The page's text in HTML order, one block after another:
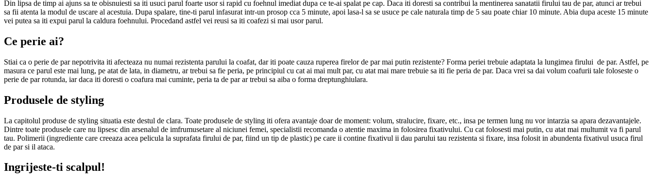
Din lipsa de timp ai ajuns sa te obisnuiesti sa iti usuci parul foarte usor si rapid cu foehnul imediat dupa ce te-ai spalat pe cap. Daca iti doresti sa contribui la mentinerea sanatatii firului tau de par, atunci ar trebui
sa fii atenta la modul de uscare al acestuia. Dupa spalare, tine-ti parul infasurat intr-un prosop cca 5 minute, apoi lasa-l sa se usuce pe cale naturala timp de 5 sau poate chiar 10 minute. Abia dupa aceste 15 minute
vei putea sa iti expui parul la caldura foehnului. Procedand astfel vei reusi sa iti coafezi si mai usor parul.
Ce perie ai?
Stiai ca o perie de par nepotrivita iti afecteaza nu numai rezistenta parului la coafat, dar iti poate cauza ruperea firelor de par mai putin rezistente? Forma periei trebuie adaptata la lungimea firului de par. Astfel, pe
masura ce parul este mai lung, pe atat de lata, in diametru, ar trebui sa fie peria, pe principiul cu cat ai mai mult par, cu atat mai mare trebuie sa iti fie peria de par. Daca vrei sa dai volum coafurii tale foloseste o
perie de par rotunda, iar daca iti doresti o coafura mai cuminte, peria ta de par ar trebui sa aiba o forma dreptunghiulara.
Produsele de styling
La capitolul produse de styling situatia este destul de clara. Toate produsele de styling iti ofera avantaje doar de moment: volum, stralucire, fixare, etc., insa pe termen lung nu vor intarzia sa apara dezavantajele.
Dintre toate produsele care nu lipsesc din arsenalul de imfrumusetare al niciunei femei, specialistii recomanda o atentie maxima in folosirea fixativului. Cu cat folosesti mai putin, cu atat mai multumit va fi parul
tau. Polimerii (ingrediente care creeaza acea pelicula la suprafata firului de par, fiind un tip de plastic) pe care ii contine fixativul ii dau parului tau rezistenta si fixare, insa folosit in abundenta fixativul usuca firul
de par si il ataca.
Ingrijeste-ti scalpul!